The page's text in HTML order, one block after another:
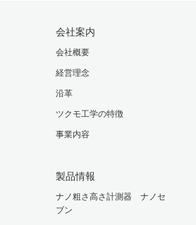
会社案内
会社概要
経営理念
沿革
ツクモ工学の特徴
事業内容
製品情報
ナノ粗さ高さ計測器 ナノセ
ブン